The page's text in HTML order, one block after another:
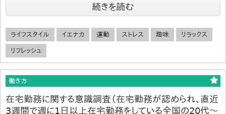
続きを読む
ライフスタイル イエナカ 運動 ストレス 趣味 リラックス
リフレッシュ
働き方
在宅勤務に関する意識調査（在宅勤務が認められ、直近
3週間で週に1日以上在宅勤務をしている全国の20代～